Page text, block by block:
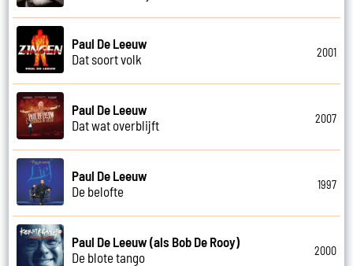
Paul De Leeuw
Dat soort volk
2001
Paul De Leeuw
Dat wat overblijft
2007
Paul De Leeuw
De belofte
1997
Paul De Leeuw (als Bob De Rooy)
De blote tango
2000